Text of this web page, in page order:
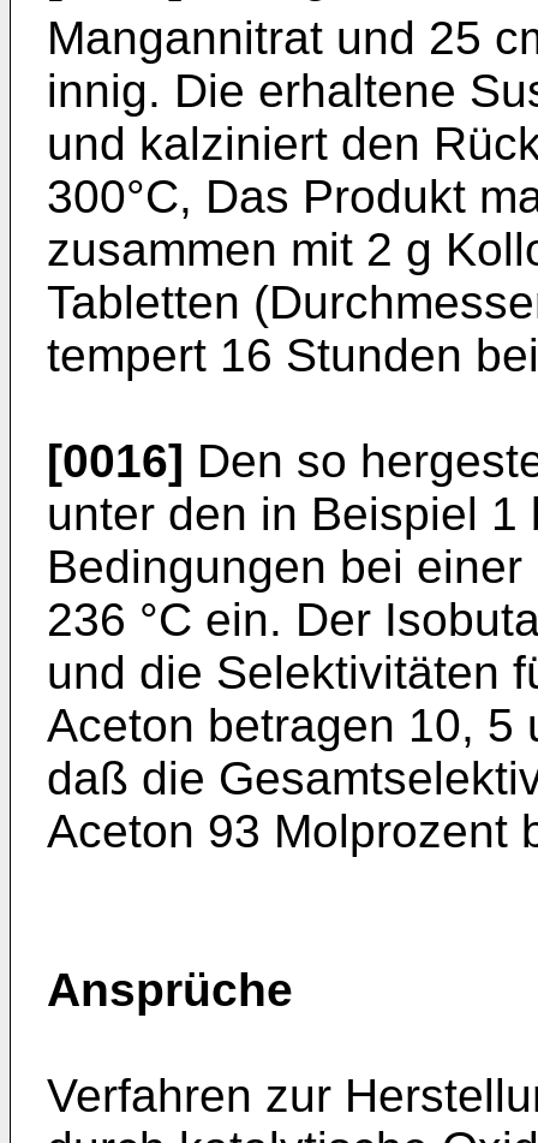
Mangannitrat und 25
innig. Die erhaltene
und kalziniert den
300°C, Das Produkt
zusammen mit 2 g
Tabletten
tempert 16 Stunden
[0016] Den so
unter den in Beispiel 1
Bedingungen bei
236 °C ein. Der
und die Selektivitäten
Aceton betragen 10, 5
daß die
Aceton 93 Molprozent
Ansprüche
Verfahren zur